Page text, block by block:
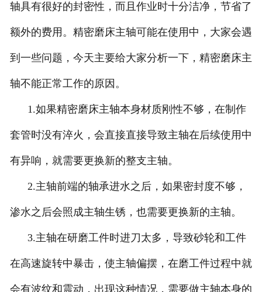
联系我们
轴具有很好的封密性，而且作业时十分洁净，节省了
额外的费用。精密磨床主轴可能在使用中，大家会遇
到一些问题，今天主要给大家分析一下，精密磨床主
轴不能正常工作的原因。
1.如果精密磨床主轴本身材质刚性不够，在制作
套管时没有淬火，会直接直接导致主轴在后续使用中
有异响，就需要更换新的整支主轴。
2.主轴前端的轴承进水之后，如果密封度不够，
渗水之后会照成主轴生锈，也需要更换新的主轴。
3.主轴在研磨工件时进刀太多，导致砂轮和工件
在高速旋转中暴击，使主轴偏摆，在磨工件过程中就
会有波纹和震动，出现这种情况，需要做主轴本身的